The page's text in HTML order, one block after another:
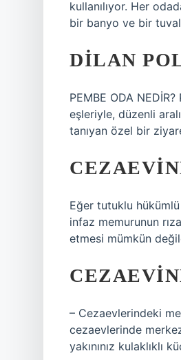
kullanılıyor. Her
bir banyo ve bir
DILAN
PEMBE ODA
eşleriyle, düzenli
tanıyan özel bir
Eğer tutuklu
infaz memurunun
etmesi mümkün
– Cezaevlerindeki
cezaevlerinde
yakınınız kulaklıklı